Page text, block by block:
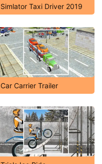
Simlator Taxi Driver 2019
Car Carrier Trailer